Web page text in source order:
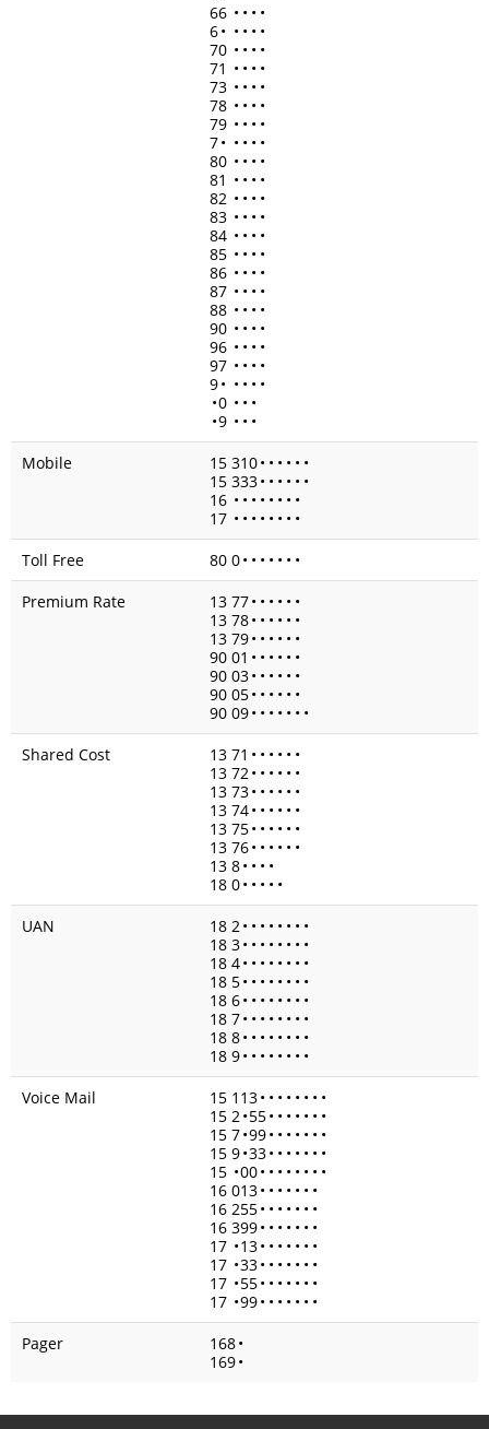
66 • • • •
6• • • • •
70 • • • •
71 • • • •
73 • • • •
78 • • • •
79 • • • •
7• • • • •
80 • • • •
81 • • • •
82 • • • •
83 • • • •
84 • • • •
85 • • • •
86 • • • •
87 • • • •
88 • • • •
90 • • • •
96 • • • •
97 • • • •
9• • • • •
•0 • • •
•9 • • •
Mobile
15 310• • • • • •
15 333• • • • • •
16 • • • • • • • •
17 • • • • • • • •
Toll Free
80 0• • • • • • •
Premium Rate
13 77• • • • • •
13 78• • • • • •
13 79• • • • • •
90 01 • • • • • •
90 03• • • • • •
90 05• • • • • •
90 09• • • • • • •
Shared Cost
13 71 • • • • • •
13 72• • • • • •
13 73• • • • • •
13 74• • • • • •
13 75• • • • • •
13 76• • • • • •
13 8• • • •
18 0• • • • •
UAN
18 2• • • • • • • •
18 3• • • • • • • •
18 4• • • • • • • •
18 5• • • • • • • •
18 6• • • • • • • •
18 7• • • • • • • •
18 8• • • • • • • •
18 9• • • • • • • •
Voice Mail
15 113• • • • • • • •
15 2•55• • • • • • •
15 7•99• • • • • • •
15 9•33• • • • • • •
15 •00• • • • • • • •
16 013• • • • • • •
16 255• • • • • • •
16 399• • • • • • •
17 •13• • • • • • •
17 •33• • • • • • •
17 •55• • • • • • •
17 •99• • • • • • •
Pager
168•
169•